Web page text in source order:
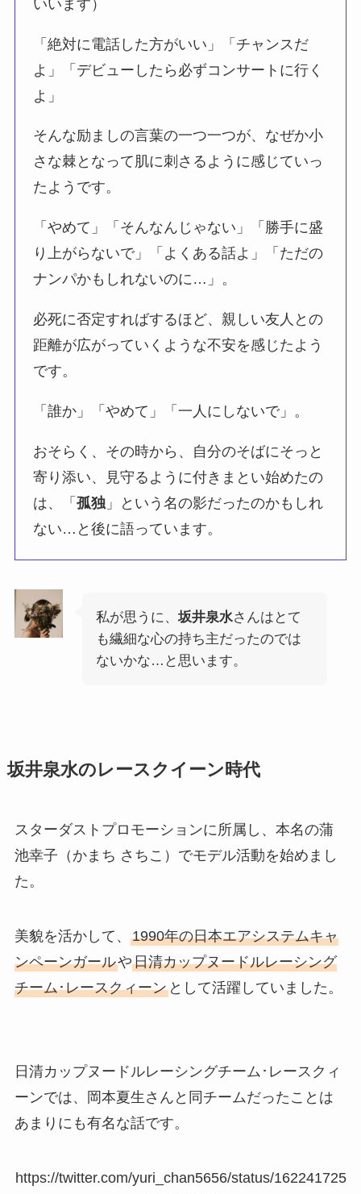
いいます）
「絶対に電話した方がいい」「チャンスだ
よ」「デビューしたら必ずコンサートに行く
よ」
そんな励ましの言葉の一つ一つが、なぜか小
さな棘となって肌に刺さるように感じていっ
たようです。
「やめて」「そんなんじゃない」「勝手に盛
り上がらないで」「よくある話よ」「ただの
ナンパかもしれないのに…」。
必死に否定すればするほど、親しい友人との
距離が広がっていくような不安を感じたよう
です。
「誰か」「やめて」「一人にしないで」。
おそらく、その時から、自分のそばにそっと
寄り添い、見守るように付きまとい始めたの
は、「孤独 」という名の影だったのかもしれ
ない…と後に語っています。
私が思うに、 坂井泉水さんはとて
も繊細な心の持ち主だったのでは
ないかな…と思います。
坂井泉水のレースクイーン時代
スターダストプロモーションに所属し、本名の蒲
池幸子（かまち さちこ）でモデル活動を始めまし
た。
美貌を活かして、 1990年の日本エアシステムキャ
ンペーンガールや日清カップヌードルレーシング
チーム･レースクィーンとして活躍していました。
日清カップヌードルレーシングチーム･レースクィ
ーンでは、岡本夏生さんと同チームだったことは
あまりにも有名な話です。
https://twitter.com/yuri_chan5656/status/162241725